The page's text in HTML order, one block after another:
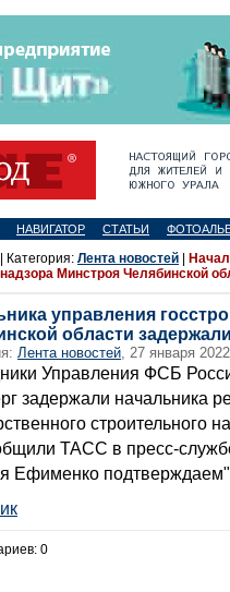
НАВИГАТОР СТАТЬИ
| Категория: Лента новостей
Минстроя Челябинской
управления
области
Лента новостей, 27 января
Управления ФСБ
задержали начальника
строительного
ТАСС в пресс-
Ефименко
0